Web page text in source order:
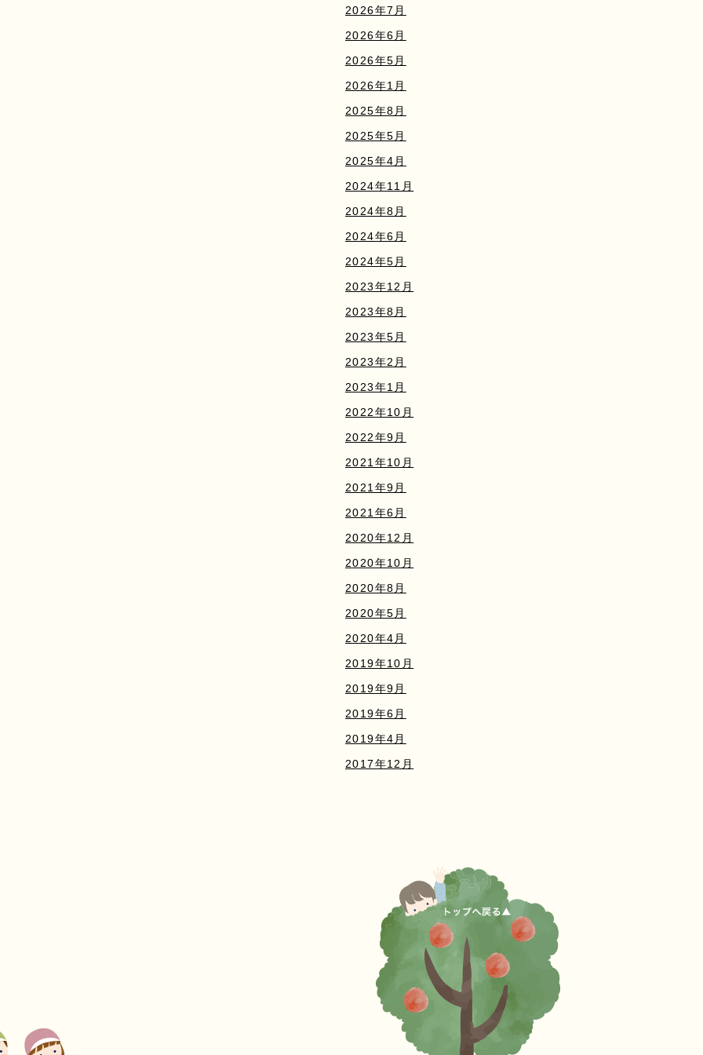
2026年7月
2026年6月
2026年5月
2026年1月
2025年8月
2025年5月
2025年4月
2024年11月
2024年8月
2024年6月
2024年5月
2023年12月
2023年8月
2023年5月
2023年2月
2023年1月
2022年10月
2022年9月
2021年10月
2021年9月
2021年6月
2020年12月
2020年10月
2020年8月
2020年5月
2020年4月
2019年10月
2019年9月
2019年6月
2019年4月
2017年12月